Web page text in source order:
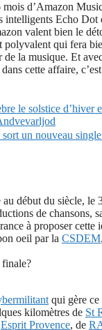
mois d’Amazon
intelligents Echo Dot
valent bien le
polyvalent qui fera
de la musique. Et
cette affaire,
le solstice d’hiver
sort un nouveau
au début du siècle, le
de chansons,
à proposer cette
oeil par la CSDEM
qui gère ce
kilomètres de St
Esprit Provence, de